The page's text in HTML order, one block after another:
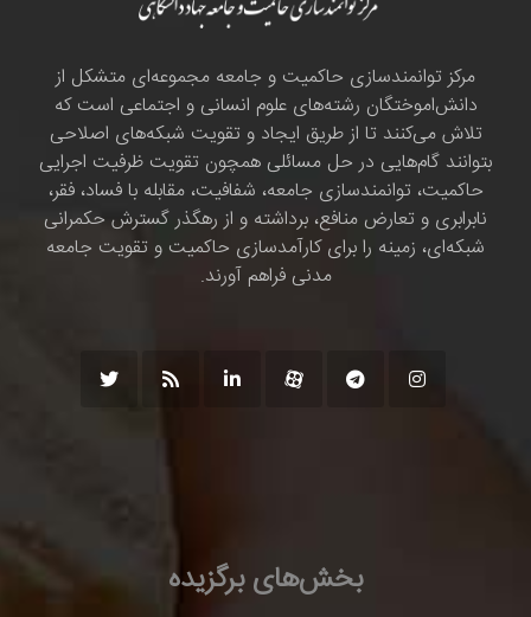
مرکز توانمندسازی حاکمیت و جامعه مجموعه‌ای متشکل از
دانش‌اموختگان رشته‌های علوم انسانی و اجتماعی است که
تلاش می‌کنند تا از طریق ایجاد و تقویت شبکه‌های اصلاحی
بتوانند گام‌هایی در حل مسائلی همچون تقویت ظرفیت اجرایی
حاکمیت، توانمندسازی جامعه، شفافیت، مقابله با فساد، فقر،
نابرابری و تعارض منافع، برداشته و از رهگذر گسترش حکمرانی
شبکه‌ای، زمینه را برای کارآمدسازی حاکمیت و تقویت جامعه
مدنی فراهم آورند.
بخش‌های برگزیده